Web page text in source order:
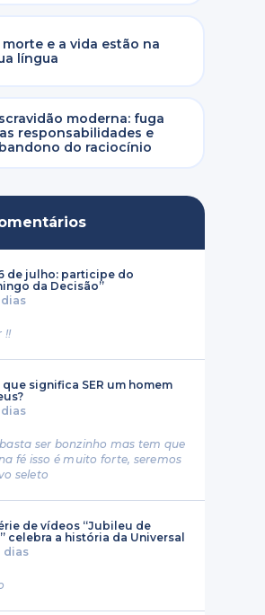
morte e a vida estão na
língua
moderna: fuga
responsabilidades e
do raciocínio
de julho: participe do
da Decisão”
dias
!!
que significa SER um homem
dias
ser bonzinho mas tem que
fé isso é muito forte, seremos
seleto
de vídeos “Jubileu de
celebra a história da Universal
dias